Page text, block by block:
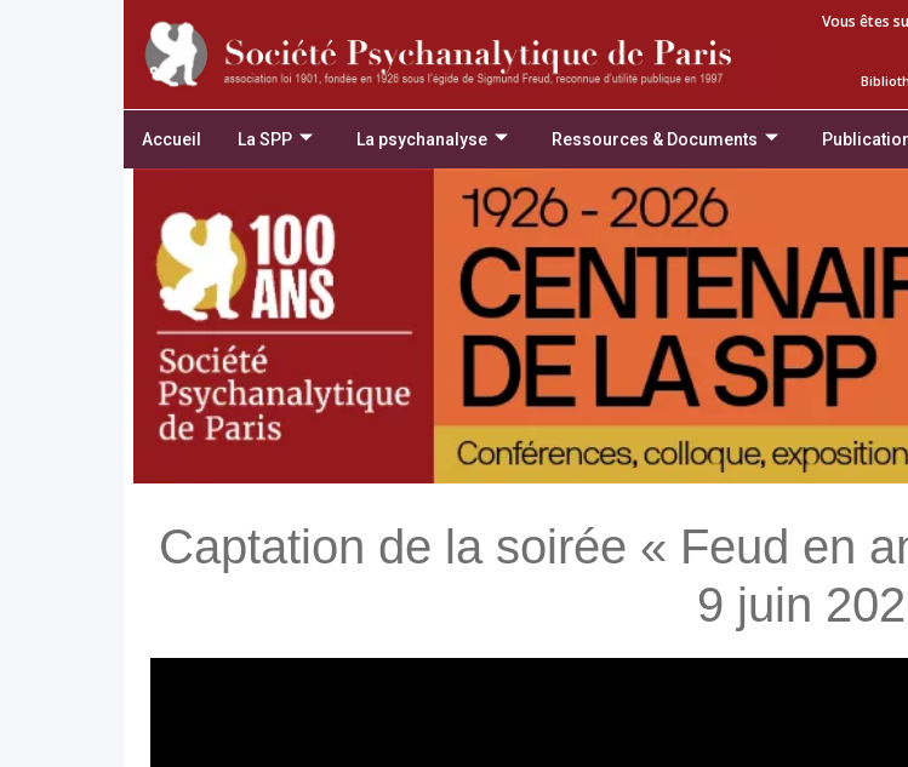
Vous êtes
Accueil La SPP La psychanalyse Ressources & Documents
Captation de la soirée « Feud en
9 juin